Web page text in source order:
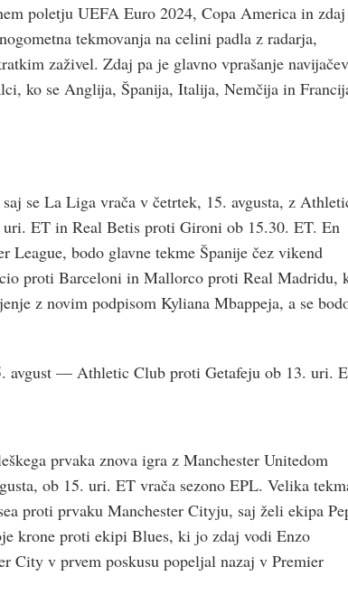
poletju UEFA Euro 2024, Copa America in zdaj
tekmovanja na celini padla z radarja,
zaživel. Zdaj pa je glavno vprašanje navijačev
ko se Anglija, Španija, Italija, Nemčija in
se La Liga vrača v četrtek, 15. avgusta, z
ET in Real Betis proti Gironi ob 15.30. ET. En
League, bodo glavne tekme Španije čez vikend
proti Barceloni in Mallorco proti Real Madridu,
z novim podpisom Kyliana Mbappeja, a se
avgust — Athletic Club proti Getafeju ob 13. uri.
prvaka znova igra z Manchester Unitedom
ob 15. uri. ET vrača sezono EPL. Velika
proti prvaku Manchester Cityju, saj želi ekipa
krone proti ekipi Blues, ki jo zdaj vodi Enzo
City v prvem poskusu popeljal nazaj v Premier